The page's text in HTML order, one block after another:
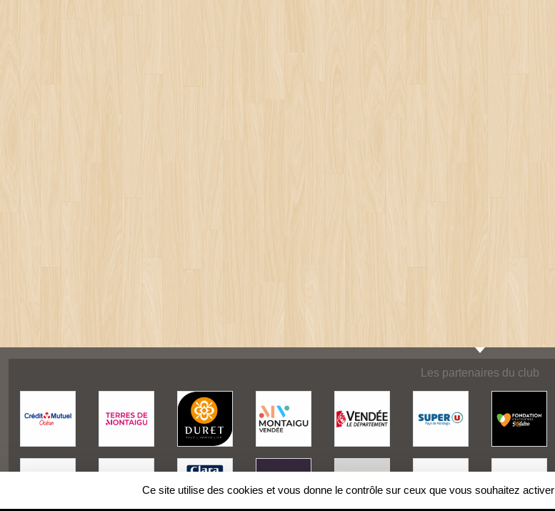
Les partenaires du club
Ce site utilise des cookies et vous donne le contrôle sur ceux que vous souhaitez activer